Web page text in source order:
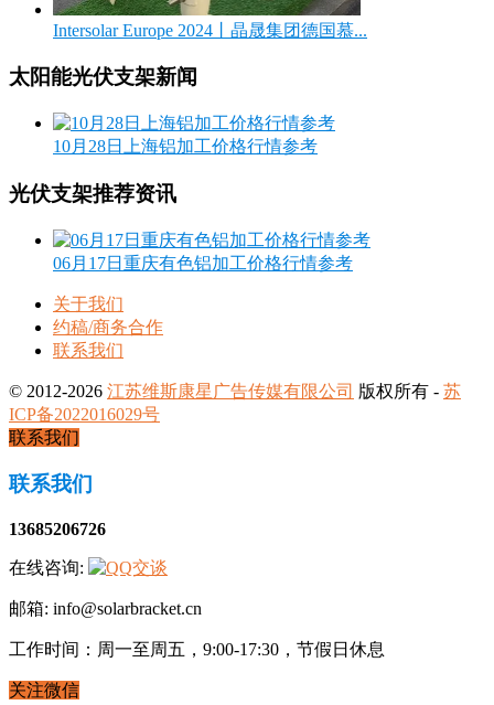
Intersolar Europe 2024丨晶晟集团德国慕...
太阳能光伏支架新闻
10月28日上海铝加工价格行情参考
光伏支架推荐资讯
06月17日重庆有色铝加工价格行情参考
关于我们
约稿/商务合作
联系我们
© 2012-2026 江苏维斯康星广告传媒有限公司 版权所有 - 苏
ICP备2022016029号
联系我们
联系我们
13685206726
在线咨询:
邮箱: info@solarbracket.cn
工作时间：周一至周五，9:00-17:30，节假日休息
关注微信